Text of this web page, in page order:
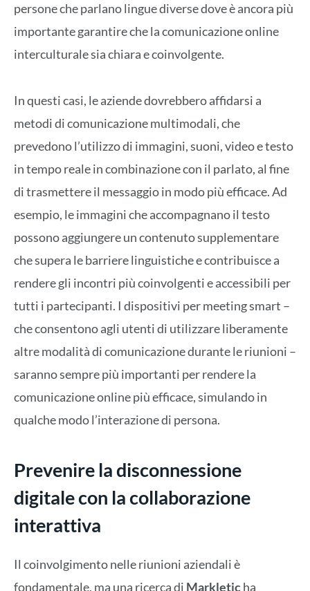
persone che parlano lingue diverse dove è ancora più
importante garantire che la comunicazione online
interculturale sia chiara e coinvolgente.
In questi casi, le aziende dovrebbero affidarsi a
metodi di comunicazione multimodali, che
prevedono l’utilizzo di immagini, suoni, video e testo
in tempo reale in combinazione con il parlato, al fine
di trasmettere il messaggio in modo più efficace. Ad
esempio, le immagini che accompagnano il testo
possono aggiungere un contenuto supplementare
che supera le barriere linguistiche e contribuisce a
rendere gli incontri più coinvolgenti e accessibili per
tutti i partecipanti. I dispositivi per meeting smart –
che consentono agli utenti di utilizzare liberamente
altre modalità di comunicazione durante le riunioni –
saranno sempre più importanti per rendere la
comunicazione online più efficace, simulando in
qualche modo l’interazione di persona.
Prevenire la disconnessione
digitale con la collaborazione
interattiva
Il coinvolgimento nelle riunioni aziendali è
fondamentale, ma una ricerca di Markletic ha